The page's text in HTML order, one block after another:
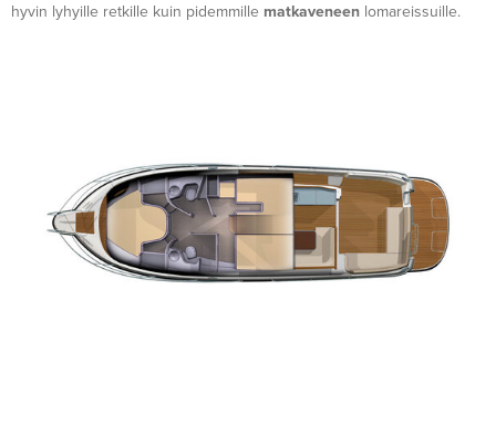
hyvin lyhyille retkille kuin pidemmille matkaveneen lomareissuille.